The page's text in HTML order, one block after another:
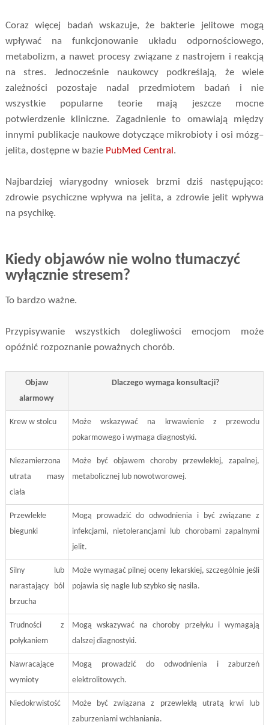
Coraz więcej badań wskazuje, że bakterie jelitowe mogą
wpływać na funkcjonowanie układu odpornościowego,
metabolizm, a nawet procesy związane z nastrojem i reakcją
na stres. Jednocześnie naukowcy podkreślają, że wiele
zależności pozostaje nadal przedmiotem badań i nie
wszystkie popularne teorie mają jeszcze mocne
potwierdzenie kliniczne. Zagadnienie to omawiają między
innymi publikacje naukowe dotyczące mikrobioty i osi mózg–
jelita, dostępne w bazie PubMed Central .
Najbardziej wiarygodny wniosek brzmi dziś następująco:
zdrowie psychiczne wpływa na jelita, a zdrowie jelit wpływa
na psychikę.
Kiedy objawów nie wolno tłumaczyć
wyłącznie stresem?
To bardzo ważne.
Przypisywanie wszystkich dolegliwości emocjom może
opóźnić rozpoznanie poważnych chorób.
Objaw
alarmowy
Dlaczego wymaga konsultacji?
Krew w stolcu
Może wskazywać na krwawienie z przewodu
pokarmowego i wymaga diagnostyki.
Niezamierzona
utrata masy
ciała
Może być objawem choroby przewlekłej, zapalnej,
metabolicznej lub nowotworowej.
Przewlekłe
biegunki
Mogą prowadzić do odwodnienia i być związane z
infekcjami, nietolerancjami lub chorobami zapalnymi
jelit.
Silny lub
narastający ból
brzucha
Może wymagać pilnej oceny lekarskiej, szczególnie jeśli
pojawia się nagle lub szybko się nasila.
Trudności z
połykaniem
Mogą wskazywać na choroby przełyku i wymagają
dalszej diagnostyki.
Nawracające
wymioty
Mogą prowadzić do odwodnienia i zaburzeń
elektrolitowych.
Niedokrwistość
Może być związana z przewlekłą utratą krwi lub
zaburzeniami wchłaniania.